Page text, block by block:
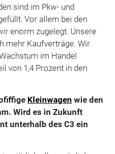
sind im Pkw- und
Vor allem bei den
enorm zugelegt. Unsere
mehr Kaufverträge. Wir
im Handel
von 1,4 Prozent in den
Kleinwagen wie den
Wird es in Zukunft
unterhalb des C3 ein